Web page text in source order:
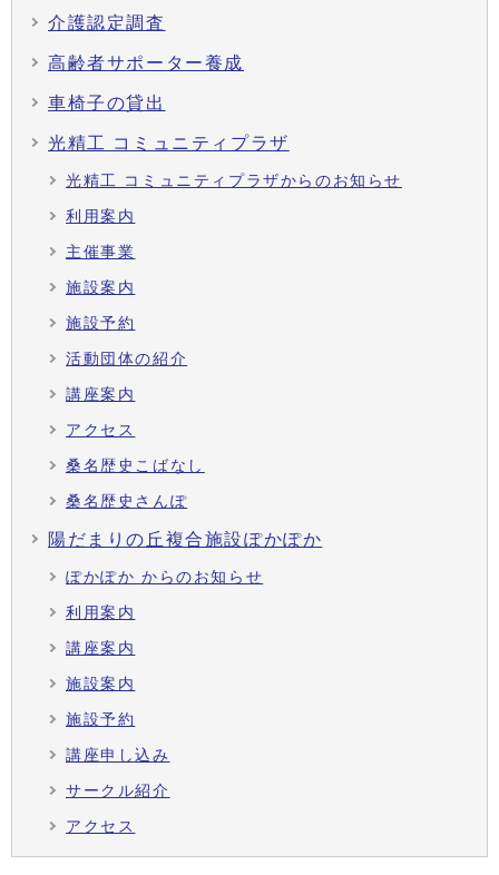
介護認定調査
高齢者サポーター養成
車椅子の貸出
光精工 コミュニティプラザ
光精工 コミュニティプラザからのお知らせ
利用案内
主催事業
施設案内
施設予約
活動団体の紹介
講座案内
アクセス
桑名歴史こばなし
桑名歴史さんぽ
陽だまりの丘複合施設ぽかぽか
ぽかぽか からのお知らせ
利用案内
講座案内
施設案内
施設予約
講座申し込み
サークル紹介
アクセス